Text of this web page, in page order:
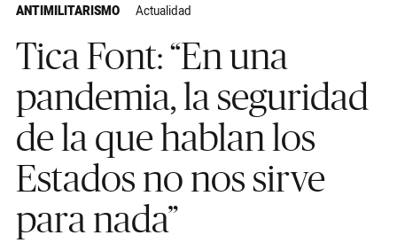
ANTIMILITARISMO Actualidad
Tica Font: “En una
pandemia, la seguridad
de la que hablan los
Estados no nos sirve
para nada”